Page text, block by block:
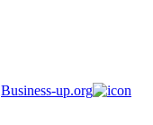
Business-up.org